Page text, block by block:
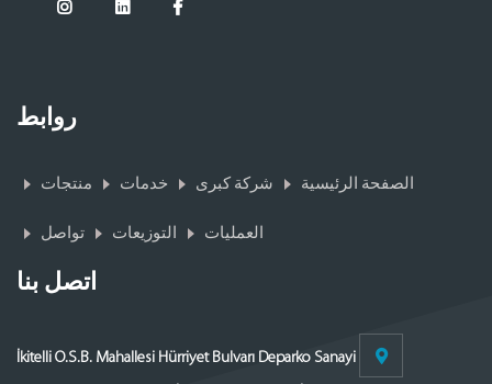
روابط
الصفحة الرئيسية شركة كبرى خدمات منتجات
العمليات التوزيعات تواصل
اتصل بنا
İkitelli O.S.B. Mahallesi Hürriyet Bulvarı Deparko Sanayi